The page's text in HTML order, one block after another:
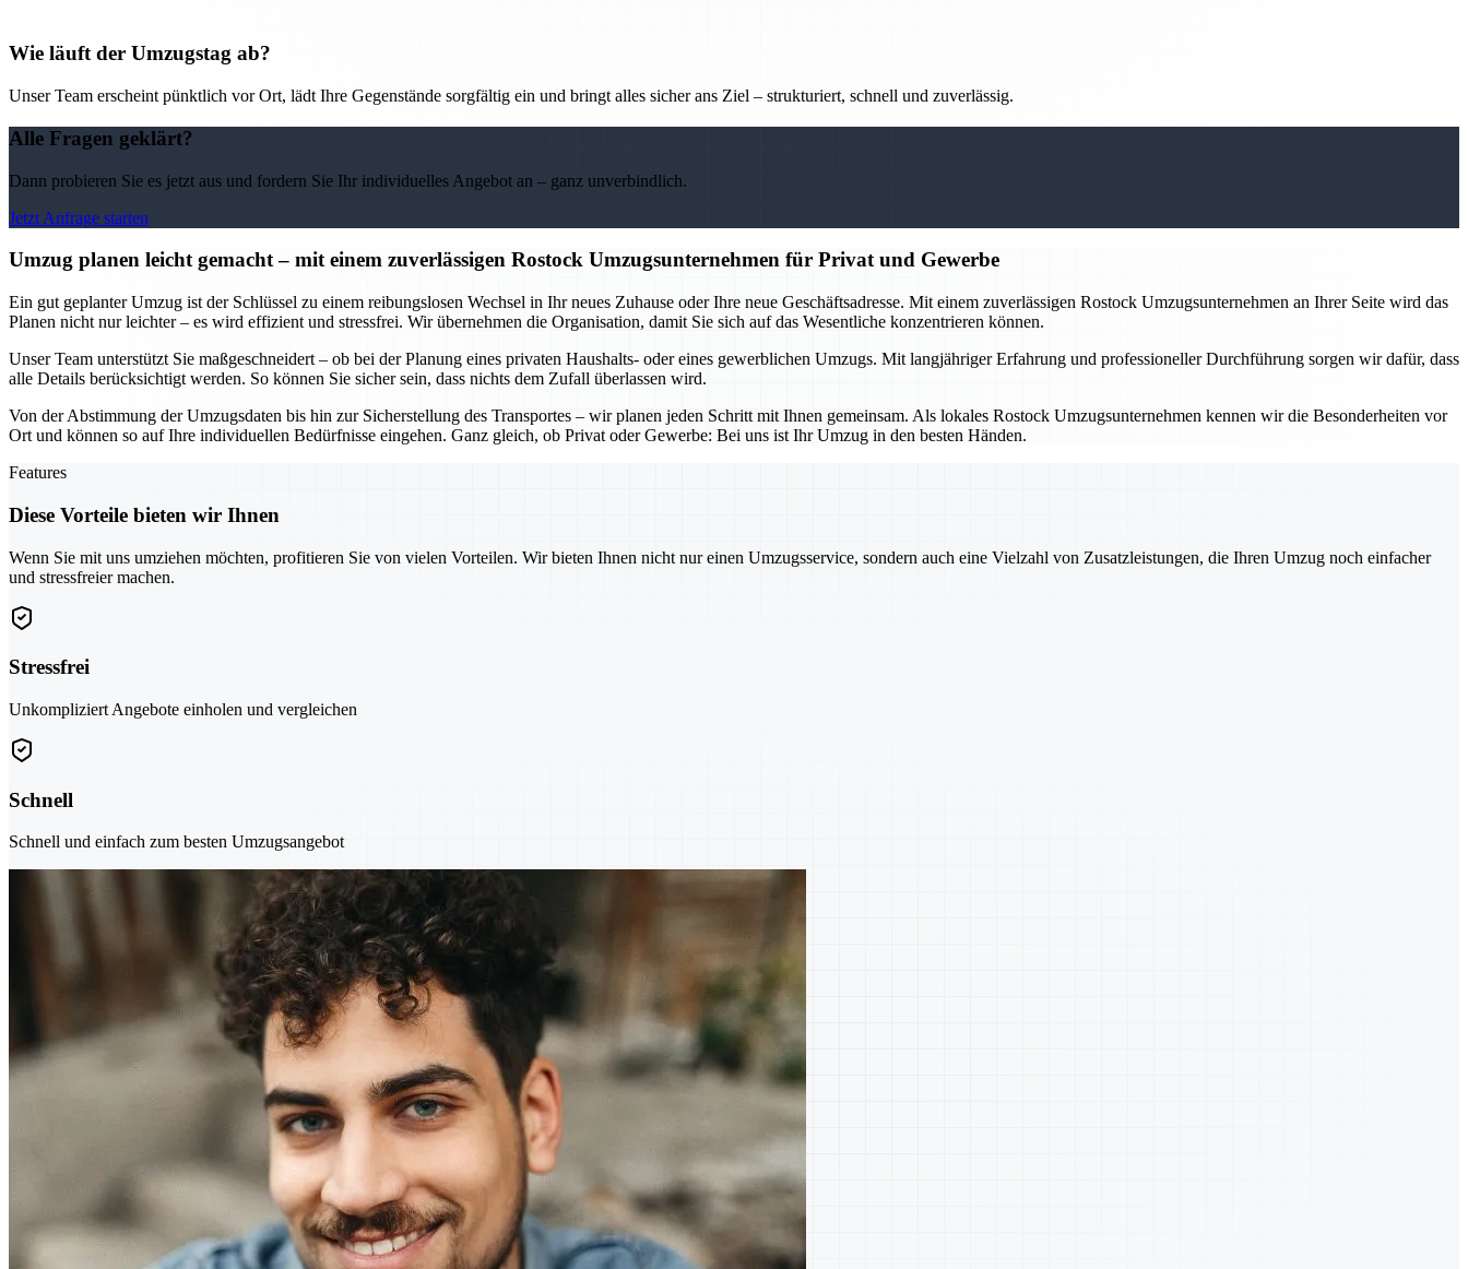
Wie läuft der Umzugstag ab?
Unser Team erscheint pünktlich vor Ort, lädt Ihre Gegenstände sorgfältig ein und bringt alles sicher ans Ziel – strukturiert, schnell und zuverlässig.
Alle Fragen geklärt?
Dann probieren Sie es jetzt aus und fordern Sie Ihr individuelles Angebot an – ganz unverbindlich.
Jetzt Anfrage starten
Umzug planen leicht gemacht – mit einem zuverlässigen Rostock Umzugsunternehmen für Privat und Gewerbe
Ein gut geplanter Umzug ist der Schlüssel zu einem reibungslosen Wechsel in Ihr neues Zuhause oder Ihre neue Geschäftsadresse. Mit einem zuverlässigen Rostock Umzugsunternehmen an Ihrer Seite wird das
Planen nicht nur leichter – es wird effizient und stressfrei. Wir übernehmen die Organisation, damit Sie sich auf das Wesentliche konzentrieren können.
Unser Team unterstützt Sie maßgeschneidert – ob bei der Planung eines privaten Haushalts- oder eines gewerblichen Umzugs. Mit langjähriger Erfahrung und professioneller Durchführung sorgen wir dafür, dass
alle Details berücksichtigt werden. So können Sie sicher sein, dass nichts dem Zufall überlassen wird.
Von der Abstimmung der Umzugsdaten bis hin zur Sicherstellung des Transportes – wir planen jeden Schritt mit Ihnen gemeinsam. Als lokales Rostock Umzugsunternehmen kennen wir die Besonderheiten vor
Ort und können so auf Ihre individuellen Bedürfnisse eingehen. Ganz gleich, ob Privat oder Gewerbe: Bei uns ist Ihr Umzug in den besten Händen.
Features
Diese Vorteile bieten wir Ihnen
Wenn Sie mit uns umziehen möchten, profitieren Sie von vielen Vorteilen. Wir bieten Ihnen nicht nur einen Umzugsservice, sondern auch eine Vielzahl von Zusatzleistungen, die Ihren Umzug noch einfacher
und stressfreier machen.
Stressfrei
Unkompliziert Angebote einholen und vergleichen
Schnell
Schnell und einfach zum besten Umzugsangebot